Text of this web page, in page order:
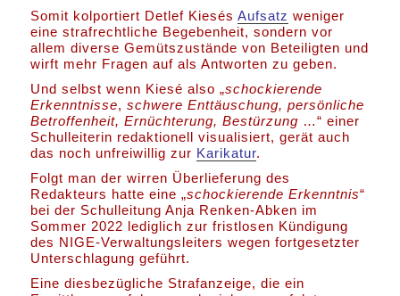
Somit kolportiert Detlef KiesésAufsatz weniger
eine strafrechtliche Begebenheit, sondern vor
allem diverse Gemütszustände von Beteiligten und
wirft mehr Fragen auf als Antworten zu geben.
Und selbst wenn Kiesé also „schockierende
Erkenntnisse, schwere Enttäuschung, persönliche
Betroffenheit, Ernüchterung, Bestürzung …“ einer
Schulleiterin redaktionell visualisiert, gerät auch
das noch unfreiwillig zur Karikatur.
Folgt man der wirren Überlieferung des
Redakteurs hatte eine „schockierende Erkenntnis“
bei der Schulleitung Anja Renken-Abken im
Sommer 2022 lediglich zur fristlosen Kündigung
des NIGE-Verwaltungsleiters wegen fortgesetzter
Unterschlagung geführt.
Eine diesbezügliche Strafanzeige, die ein